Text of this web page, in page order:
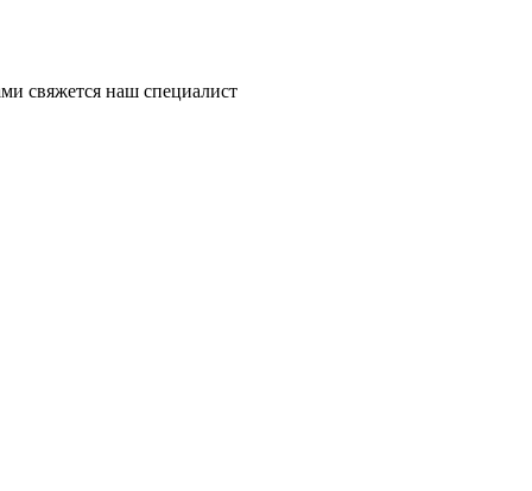
свяжется наш специалист